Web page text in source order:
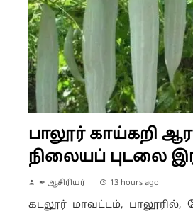
பாலூர் காய்கறி
நிலையப் புடலை
✒ ஆசிரியர் 13 hours ago
கடலூர் மாவட்டம், பாலூரில்,